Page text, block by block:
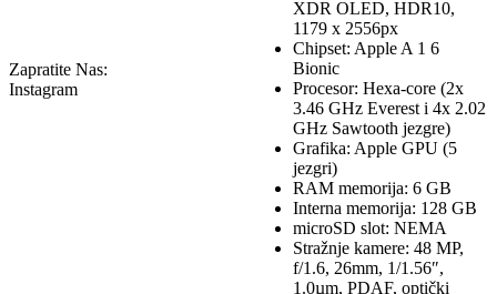
XDR OLED, HDR10,
1179 x 2556px
Chipset: Apple A 1 6
Bionic
Procesor: Hexa-core (2x
3.46 GHz Everest i 4x 2.02
GHz Sawtooth jezgre)
Grafika: Apple GPU (5
jezgri)
RAM memorija: 6 GB
Interna memorija: 128 GB
microSD slot: NEMA
Stražnje kamere: 48 MP,
f/1.6, 26mm, 1/1.56″,
1.0µm, PDAF, optički
Zapratite Nas:
Instagram